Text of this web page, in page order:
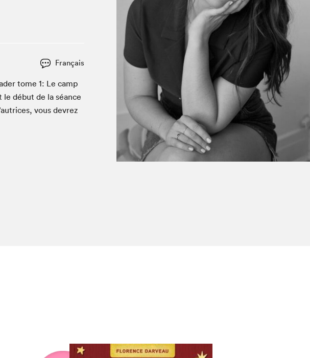
À propos du Salon
Liste des exposant·e·s
Liste des auteur·rice·s
Français
tome 1: Le camp
le début de la séance
vous devrez